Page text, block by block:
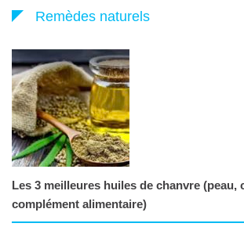
Remèdes naturels
Les 3 meilleures huiles de chanvre (peau,
complément alimentaire)